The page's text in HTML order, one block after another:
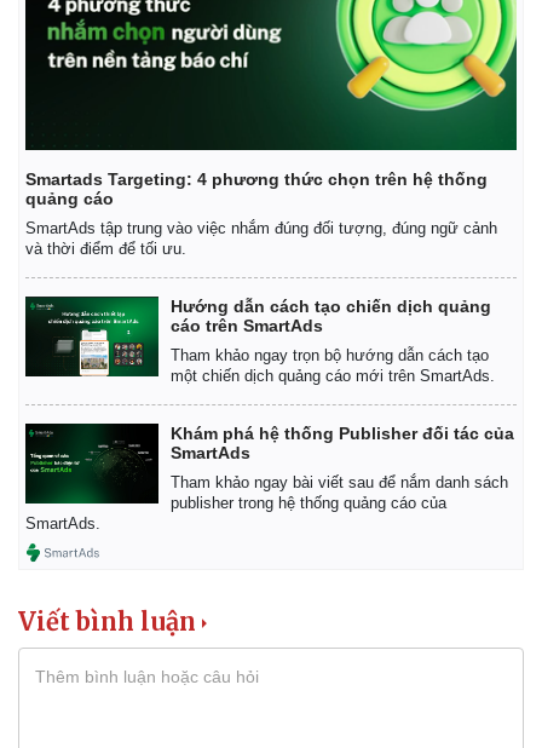
Smartads Targeting: 4 phương thức chọn trên hệ thống
quảng cáo
SmartAds tập trung vào việc nhắm đúng đối tượng, đúng ngữ cảnh
và thời điểm để tối ưu.
Hướng dẫn cách tạo chiến dịch quảng
cáo trên SmartAds
Tham khảo ngay trọn bộ hướng dẫn cách tạo
một chiến dịch quảng cáo mới trên SmartAds.
Khám phá hệ thống Publisher đối tác của
SmartAds
Tham khảo ngay bài viết sau để nắm danh sách
publisher trong hệ thống quảng cáo của
SmartAds.
Viết bình luận